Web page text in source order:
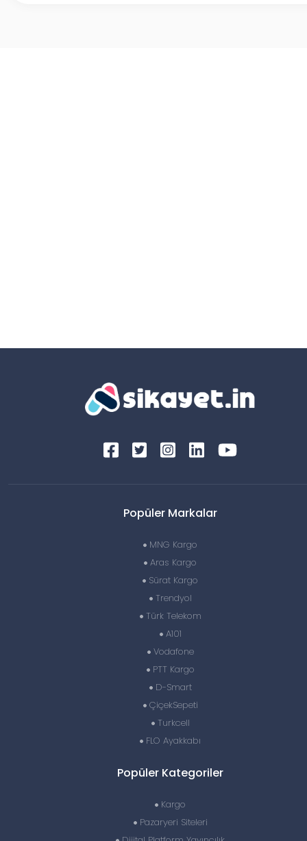
Popüler Markalar
MNG Kargo
Aras Kargo
Sürat Kargo
Trendyol
Türk Telekom
A101
Vodafone
PTT Kargo
D-Smart
ÇiçekSepeti
Turkcell
FLO Ayakkabı
Popüler Kategoriler
Kargo
Pazaryeri Siteleri